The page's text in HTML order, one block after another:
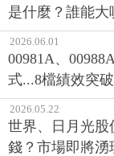
是什麼？誰能大
2026.06.01
00981A、
式...8檔績效突
2026.05.22
世界、日月光股
錢？市場即將湧